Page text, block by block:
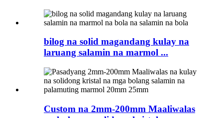
bilog na solid magandang kulay na
laruang salamin na marmol ...
Custom na 2mm-200mm Maaliwalas